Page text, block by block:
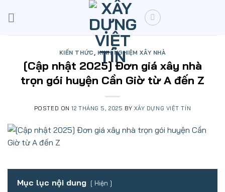
KIẾN THỨC , KINH NGHIỆM XÂY NHÀ
[Cập nhật 2025] Đơn giá xây nhà
trọn gói huyện Cần Giờ từ A đến Z
POSTED ON12 THÁNG 5, 2025 BY XÂY DỰNG VIỆT TÍN
Mục lục nội dung Hiện